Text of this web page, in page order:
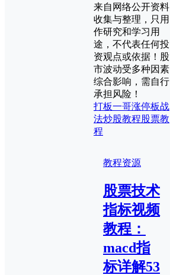
来自网络公开资料
收集与整理，只用
作研究和学习用
途，不代表任何投
资观点或依据！股
市波动受多种因素
综合影响，需自行
承担风险！
打板一哥涨停板战
法炒股教程股票教
程
教程资源
股票技术
指标视频
教程：
macd指
标详解53